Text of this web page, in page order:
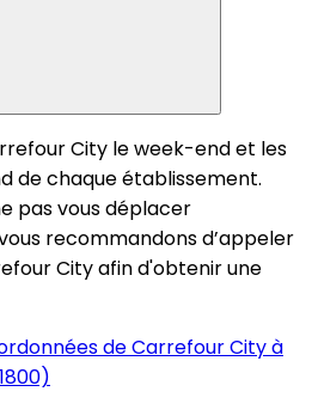
City le week-end et les
de chaque établissement.
pas vous déplacer
recommandons d’appeler
City afin d'obtenir une
de Carrefour City à